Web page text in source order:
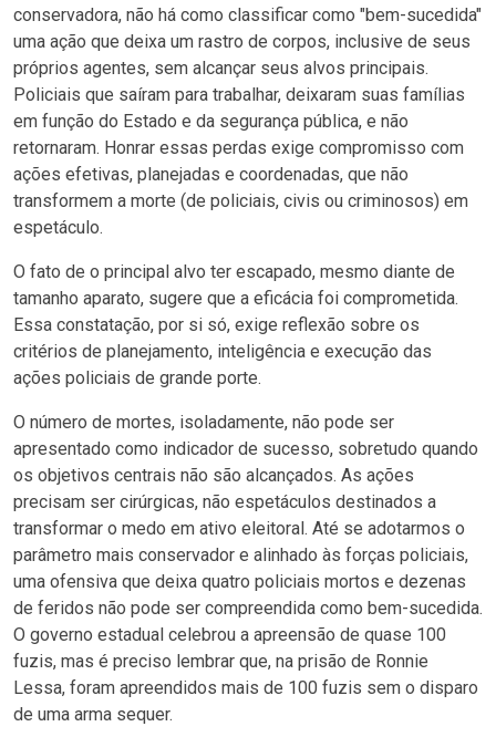
conservadora, não há como classificar como "bem-sucedida"
uma ação que deixa um rastro de corpos, inclusive de seus
próprios agentes, sem alcançar seus alvos principais.
Policiais que saíram para trabalhar, deixaram suas famílias
em função do Estado e da segurança pública, e não
retornaram. Honrar essas perdas exige compromisso com
ações efetivas, planejadas e coordenadas, que não
transformem a morte (de policiais, civis ou criminosos) em
espetáculo.
O fato de o principal alvo ter escapado, mesmo diante de
tamanho aparato, sugere que a eficácia foi comprometida.
Essa constatação, por si só, exige reflexão sobre os
critérios de planejamento, inteligência e execução das
ações policiais de grande porte.
O número de mortes, isoladamente, não pode ser
apresentado como indicador de sucesso, sobretudo quando
os objetivos centrais não são alcançados. As ações
precisam ser cirúrgicas, não espetáculos destinados a
transformar o medo em ativo eleitoral. Até se adotarmos o
parâmetro mais conservador e alinhado às forças policiais,
uma ofensiva que deixa quatro policiais mortos e dezenas
de feridos não pode ser compreendida como bem-sucedida.
O governo estadual celebrou a apreensão de quase 100
fuzis, mas é preciso lembrar que, na prisão de Ronnie
Lessa, foram apreendidos mais de 100 fuzis sem o disparo
de uma arma sequer.